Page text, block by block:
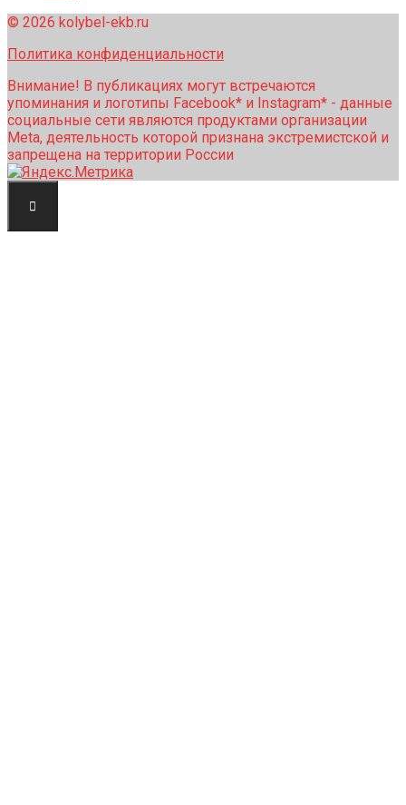
© 2026 kolybel-ekb.ru
Политика конфиденциальности
Внимание! В публикациях могут встречаются
упоминания и логотипы Facebook* и Instagram* - данные
социальные сети являются продуктами организации
Meta, деятельность которой признана экстремистской и
запрещена на территории России